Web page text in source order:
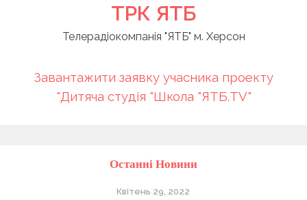
ТРК ЯТБ
Телерадіокомпанія "ЯТБ" м. Херсон
Завантажити заявку учасника проекту
"Дитяча студія "Школа "ЯТБ.TV"
Останні Новини
Квітень 29, 2022